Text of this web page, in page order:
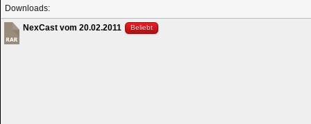
Downloads:
NexCast vom 20.02.2011
Beliebt